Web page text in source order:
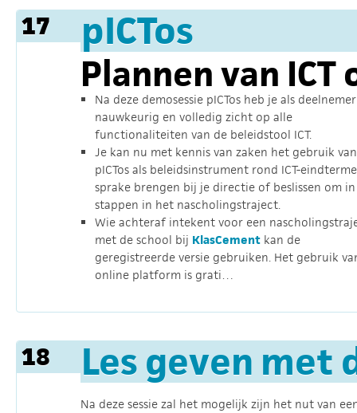
17 pICTos
Plannen van ICT
Na deze demosessie pICTos heb je als
nauwkeurig en volledig zicht op alle
functionaliteiten van de beleidstool ICT.
Je kan nu met kennis van zaken het gebruik van
pICTos als beleidsinstrument rond ICT-
sprake brengen bij je directie of beslissen om
stappen in het nascholingstraject.
Wie achteraf intekent voor een
met de school bij KlasCement kan de
geregistreerde versie gebruiken. Het gebruik
online platform is grati…
18 Les geven
Na deze sessie zal het mogelijk zijn het nut van